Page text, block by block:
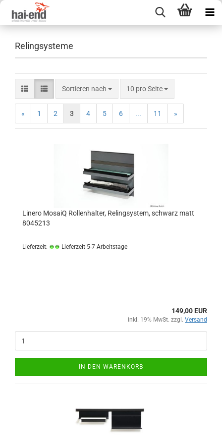
Relingsysteme
Sortieren nach
Sortieren nach 10 pro Seite
pro Seite
« 1 2 3 4 5 6 ... 11 »
Linero MosaiQ Rollenhalter, Relingsystem, schwarz matt
8045213
Lieferzeit: Lieferzeit 5-7 Arbeitstage
149,00 EUR
inkl. 19% MwSt. zzgl. Versand
IN DEN WARENKORB